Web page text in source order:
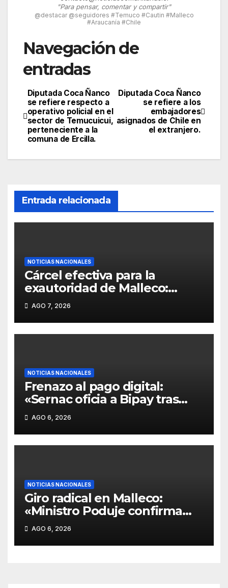
"Para pensar, comentar y compartir"
@destacar @seguidores #Temuco #Cautin #Malleco
#Araucanía #Chile
Navegación de
entradas
Diputada Coca Ñanco
se refiere a los
embajadores
asignados de Chile en
el extranjero.
Diputada Coca Ñanco
se refiere respecto a
operativo policial en el
sector de Temucuicui,
perteneciente a la
comuna de Ercilla.
Entrada relacionada
NOTICIAS NACIONALES
Cárcel efectiva para la
exautoridad de Malleco:
«Exalcalde de Renaico Juan
Carlos Reinao es condenado a
15 años de presidio por delitos
sexuales».
AGO 7, 2026
NOTICIAS NACIONALES
Frenazo al pago digital:
«Sernac oficia a Bipay tras
acumular cerca de 200
reclamos por clonaciones y
cobros dobles en Temuco y
Antofagasta».
AGO 6, 2026
NOTICIAS NACIONALES
Giro radical en Malleco:
«Ministro Poduje confirma
erradicación y traslado de 400
familias inundadas en Angol
tras reconocer construcción
AGO 6, 2026